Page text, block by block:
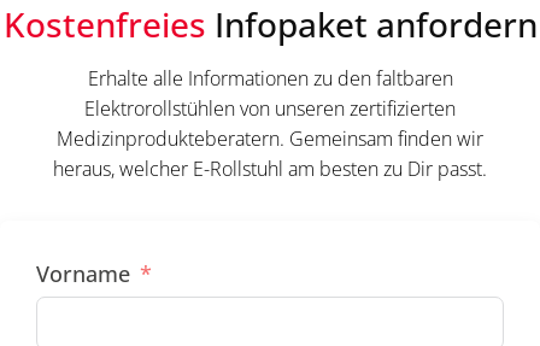
Kostenfreies Infopaket anfordern
Erhalte alle Informationen zu den faltbaren
Elektrorollstühlen von unseren zertifizierten
Medizinprodukteberatern. Gemeinsam finden wir
heraus, welcher E-Rollstuhl am besten zu Dir passt.
Vorname